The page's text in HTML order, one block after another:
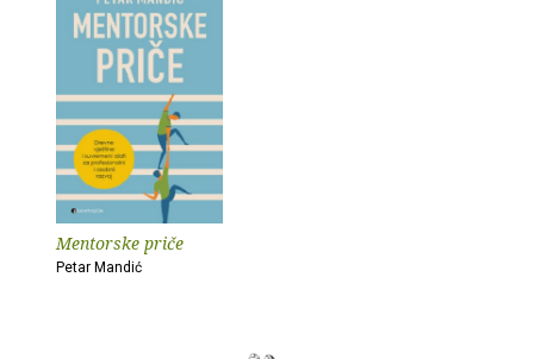
Mentorske priče
Petar Mandić